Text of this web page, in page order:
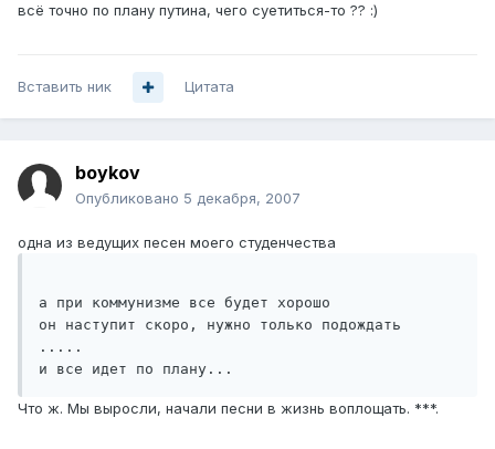
всё точно по плану путина, чего суетиться-то ?? :)
Вставить ник Цитата
boykov
Опубликовано 5 декабря, 2007
одна из ведущих песен моего студенчества
а при коммунизме все будет хорошо
он наступит скоро, нужно только подождать
.....
и все идет по плану...
Что ж. Мы выросли, начали песни в жизнь воплощать. ***.